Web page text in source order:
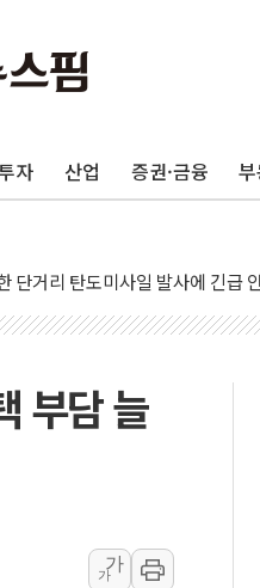
자 산업 증권·금융
국방 "러, 우크라 드론으로 나토
실리콘밸리서 젠슨 황 재회…로
"영업이익 N% 성과급 반대…상
리뷰, 미 주가선물 AI주 차익실현
최고…美 고용 둔화·호르무즈 재
동 긴장 완화에 실적 호조까지,
] 지수 하락 속 'DGC' 임시 주총
' 다이먼 "금융시장 레버리지 위
색공장서 화재 1명 중상…대응 1
부 장관 "주 52시간 손봐야, 경쟁
창설 80주년…지역과 함께하는 '
산서 동해로 단거리 탄도미사일
부담 늘
가
가